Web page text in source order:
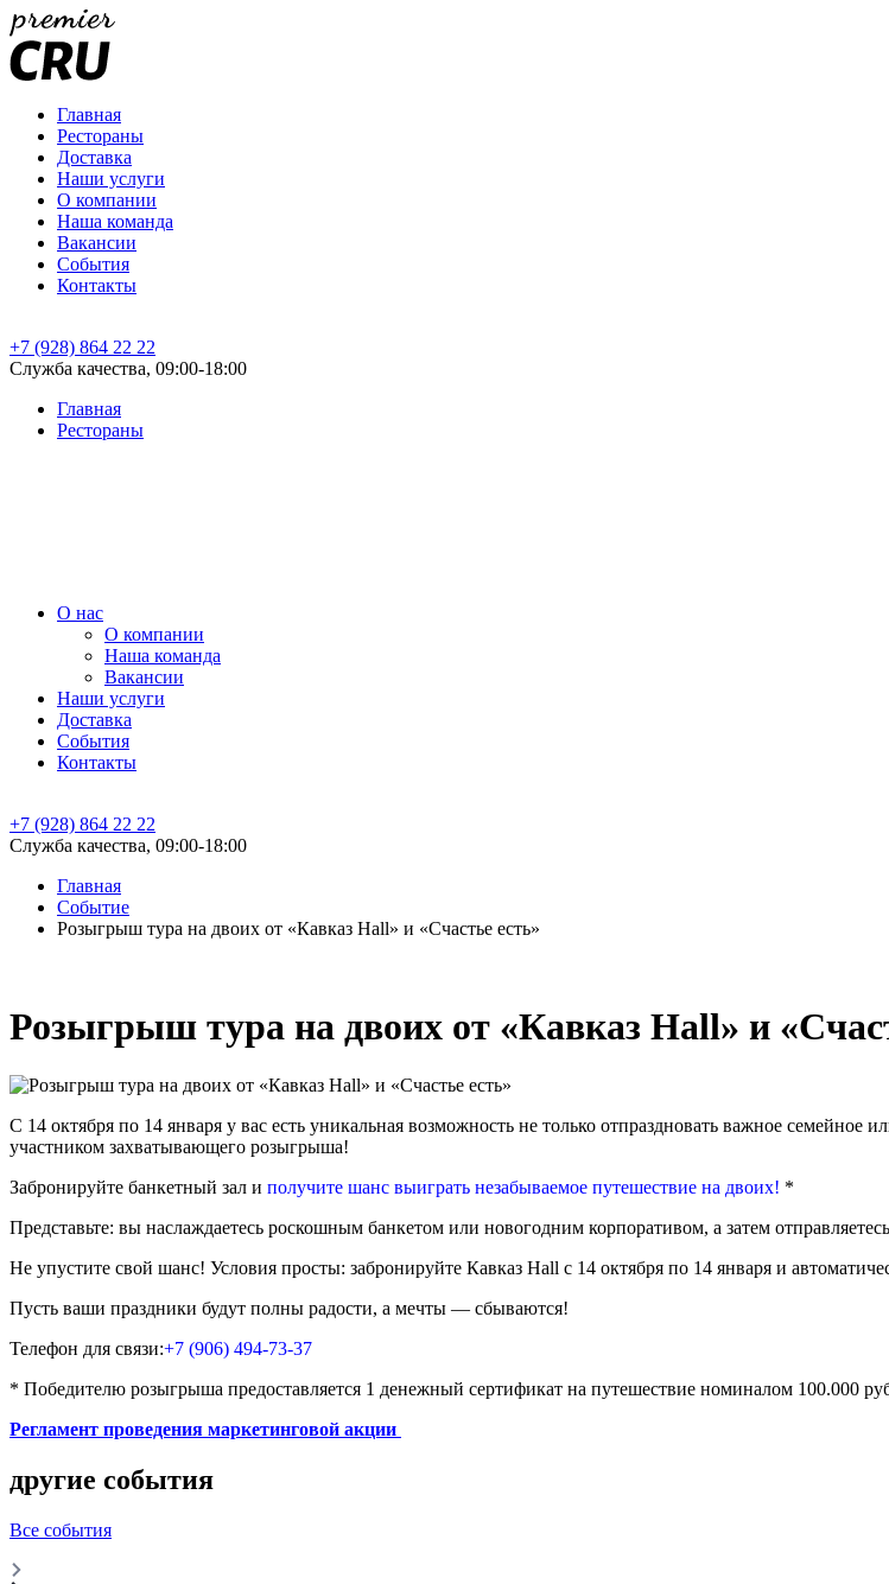
Главная
Рестораны
Доставка
Наши услуги
О компании
Наша команда
Вакансии
События
Контакты
+7 (928) 864 22 22
Служба качества, 09:00-18:00
Главная
Рестораны
О нас
О компании
Наша команда
Вакансии
Наши услуги
Доставка
События
Контакты
+7 (928) 864 22 22
Служба качества, 09:00-18:00
Главная
Событие
Розыгрыш тура на двоих от «Кавказ Hall» и «Счастье есть»
Розыгрыш тура на двоих от «Кавказ Hall» и
С 14 октября по 14 января у вас есть уникальная возможность не только отпраздновать важное
участником захватывающего розыгрыша!
Забронируйте банкетный зал и получите шанс выиграть незабываемое путешествие на двоих! *
Представьте: вы наслаждаетесь роскошным банкетом или новогодним корпоративом, а затем
Не упустите свой шанс! Условия просты: забронируйте Кавказ Hall с 14 октября по 14 января и
Пусть ваши праздники будут полны радости, а мечты — сбываются!
Телефон для связи:+7 (906) 494-73-37
* Победителю розыгрыша предоставляется 1 денежный сертификат на путешествие номиналом 100.000
Регламент проведения маркетинговой акции
другие события
Все события